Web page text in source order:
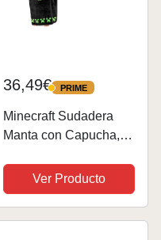
36,49€ PRIME
PRIME
Minecraft Sudadera
Manta con Capucha,
Sudadera Niños
(Negro)
Ver Producto